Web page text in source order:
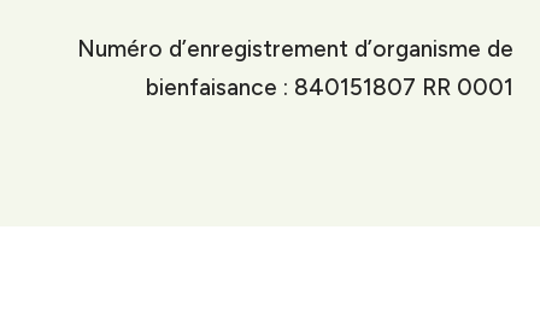
Numéro d’enregistrement d’organisme de
bienfaisance : 840151807 RR 0001